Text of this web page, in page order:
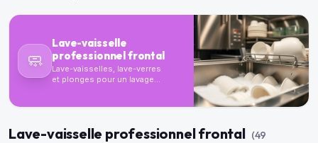
🧼
Lave-vaisselle
professionnel frontal
Lave-vaisselles, lave-verres
et plonges pour un lavage
Lave-vaisselle professionnel frontal (49